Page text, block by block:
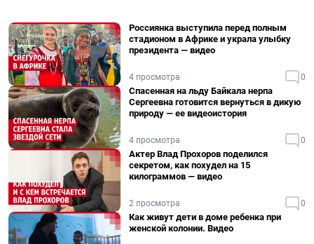
Россиянка выступила перед полным
стадионом в Африке и украла улыбку
президента — видео
4 просмотра 0
Спасенная на льду Байкала нерпа
Сергеевна готовится вернуться в дикую
природу — ее видеоистория
4 просмотра 0
Актер Влад Прохоров поделился
секретом, как похудел на 15
килограммов — видео
2 просмотра 0
Как живут дети в доме ребенка при
женской колонии. Видео